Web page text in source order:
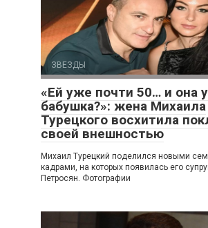
ЗВЕЗДЫ
«Ей уже почти 50… и она
бабушка?»: жена Михаила
Турецкого восхитила
своей внешностью
Михаил Турецкий поделился новыми
кадрами, на которых появилась его
Петросян. Фотографии